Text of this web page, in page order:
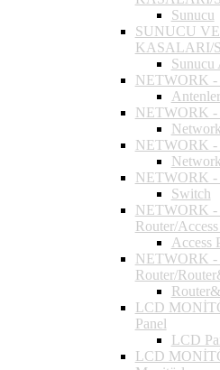
Sunucu
SUNUCU
KASALARI/
Sunucu
NETWORK -
Antenler
NETWORK -
NETWORK -
NETWORK -
Switch
NETWORK -
Router/
Access
NETWORK -
Router/
LCD
Panel
LCD
LCD